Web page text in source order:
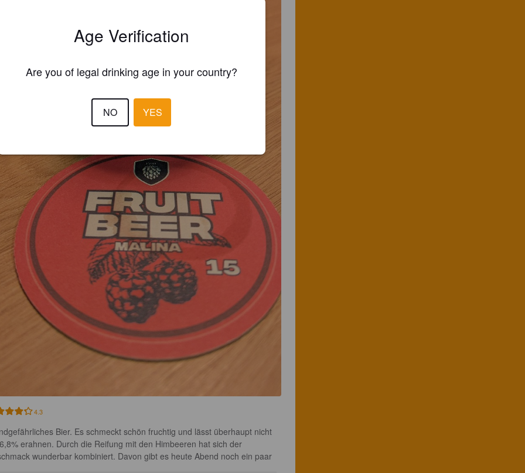
4.3
Bier. Es schmeckt schön fruchtig und lässt überhaupt nicht
erahnen. Durch die Reifung mit den Himbeeren hat sich der
wunderbar kombiniert. Davon gibt es heute Abend noch ein paar
Age Verification
Are you of legal drinking age in your country?
NO YES